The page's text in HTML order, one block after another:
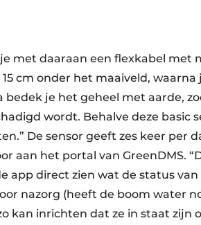
met daaraan een flexkabel met
cm onder het maaiveld,
bedek je het geheel met aarde,
wordt. Behalve deze basic
De sensor geeft zes keer per
aan het portal van GreenDMS.
app direct zien wat de status van
nazorg (heeft de boom water
kan inrichten dat ze in staat zijn